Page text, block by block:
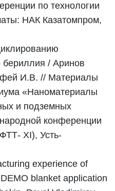
по технологии
НАК Казатомпром,
бериллия / Аринов
И.В. // Материалы
«Наноматериалы
и подземных
конференции
XI), Усть-
experience of
blanket application